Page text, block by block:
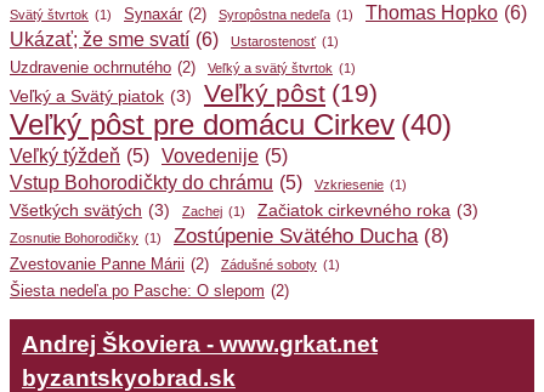
Svätý štvrtok (1) Synaxár (2) Syropôstna nedeľa (1) Thomas Hopko (6)
Ukázať; že sme svatí (6) Ustarostenosť (1)
Uzdravenie ochrnutého (2) Veľký a svätý štvrtok (1)
Veľký a Svätý piatok (3) Veľký pôst (19)
Veľký pôst pre domácu Cirkev (40)
Veľký týždeň (5) Vovedenije (5)
Vstup Bohorodičkty do chrámu (5) Vzkriesenie (1)
Všetkých svätých (3) Zachej (1) Začiatok cirkevného roka (3)
Zosnutie Bohorodičky (1) Zostúpenie Svätého Ducha (8)
Zvestovanie Panne Márii (2) Zádušné soboty (1)
Šiesta nedeľa po Pasche: O slepom (2)
Andrej Škoviera - www.grkat.net
byzantskyobrad.sk